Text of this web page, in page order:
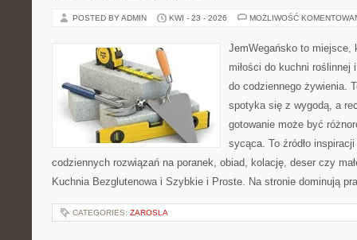
POSTED BY ADMIN KWI - 23 - 2026 MOŻLIWOŚĆ
JemWegańsko to miejsce,
miłości do kuchni
do codziennego żywienia.
spotyka się z wygodą, a
gotowanie może być
sycąca. To źródło
codziennych rozwiązań na poranek, obiad, kolację, deser czy
Kuchnia Bezglutenowa i Szybkie i Proste. Na stronie dominują
CATEGORIES: ZAROSLA